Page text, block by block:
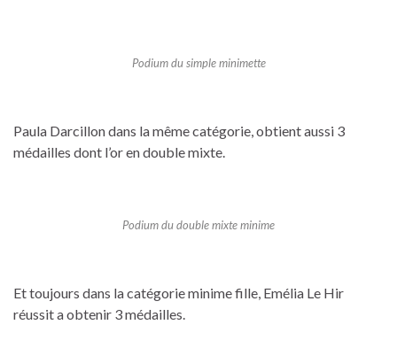
Podium du simple minimette
Paula Darcillon dans la même catégorie, obtient aussi 3
médailles dont l’or en double mixte.
Podium du double mixte minime
Et toujours dans la catégorie minime fille, Emélia Le Hir
réussit a obtenir 3 médailles.